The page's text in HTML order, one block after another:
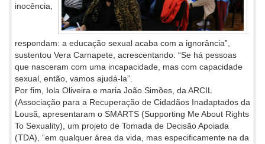
inocência,
respondam: a educação sexual acaba com a ignorância”,
sustentou Vera Carnapete, acrescentando: “Se há pessoas
que nasceram com uma incapacidade, mas com capacidade
sexual, então, vamos ajudá-la”.
Por fim, Iola Oliveira e maria João Simões, da ARCIL
(Associação para a Recuperação de Cidadãos Inadaptados da
Lousã, apresentaram o SMARTS (Supporting Me About Rights
To Sexuality), um projeto de Tomada de Decisão Apoiada
(TDA), “em qualquer área da vida, mas especificamente na da